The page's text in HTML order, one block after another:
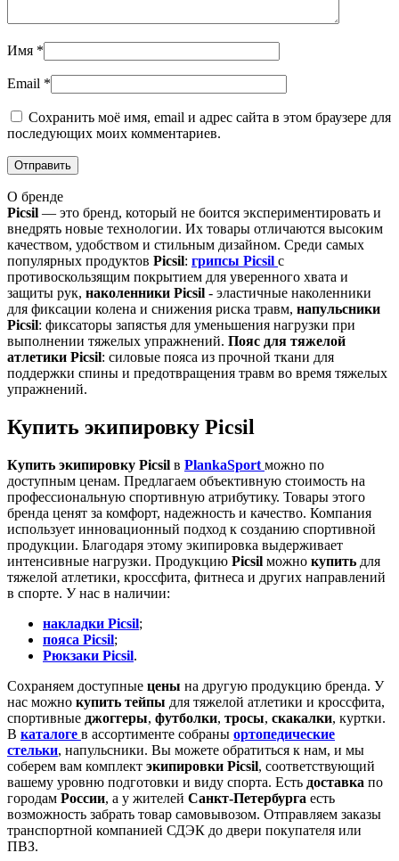
Имя *
Email *
Сохранить моё имя, email и адрес сайта в этом браузере для
последующих моих комментариев.
О бренде
Picsil — это бренд, который не боится экспериментировать и
внедрять новые технологии. Их товары отличаются высоким
качеством, удобством и стильным дизайном. Среди самых
популярных продуктов Picsil: грипсы Picsil с
противоскользящим покрытием для уверенного хвата и
защиты рук, наколенники Picsil - эластичные наколенники
для фиксации колена и снижения риска травм, напульсники
Picsil: фиксаторы запястья для уменьшения нагрузки при
выполнении тяжелых упражнений. Пояс для тяжелой
атлетики Picsil: силовые пояса из прочной ткани для
поддержки спины и предотвращения травм во время тяжелых
упражнений.
Купить экипировку Picsil
Купить экипировку Picsil в PlankaSport можно по
доступным ценам. Предлагаем объективную стоимость на
профессиональную спортивную атрибутику. Товары этого
бренда ценят за комфорт, надежность и качество. Компания
использует инновационный подход к созданию спортивной
продукции. Благодаря этому экипировка выдерживает
интенсивные нагрузки. Продукцию Picsil можно купить для
тяжелой атлетики, кроссфита, фитнеса и других направлений
в спорте. У нас в наличии:
накладки Picsil;
пояса Picsil;
Рюкзаки Picsil.
Сохраняем доступные цены на другую продукцию бренда. У
нас можно купить тейпы для тяжелой атлетики и кроссфита,
спортивные джоггеры, футболки, тросы, скакалки, куртки.
В каталоге в ассортименте собраны ортопедические
стельки, напульсники. Вы можете обратиться к нам, и мы
соберем вам комплект экипировки Picsil, соответствующий
вашему уровню подготовки и виду спорта. Есть доставка по
городам России, а у жителей Санкт-Петербурга есть
возможность забрать товар самовывозом. Отправляем заказы
транспортной компанией СДЭК до двери покупателя или
ПВЗ.